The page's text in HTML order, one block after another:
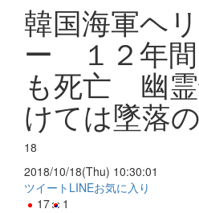
韓国海軍ヘ
ー １２年間
も死亡 幽
けては墜落
18
2018/10/18(Thu) 10:30:01
ツイート LINEお気に入り
17
1